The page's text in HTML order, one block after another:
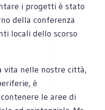
i progetti è stato
della conferenza
locali dello scorso
vita nelle nostre città,
è
le aree di